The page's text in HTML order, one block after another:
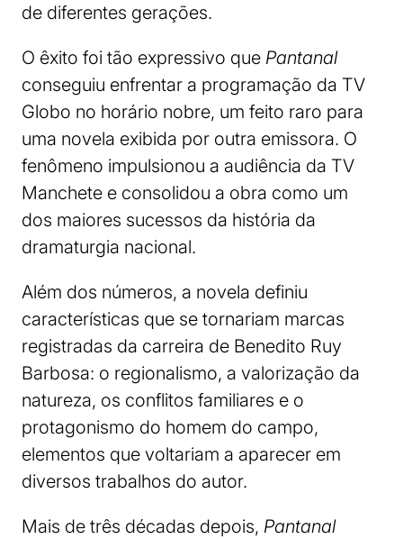
de diferentes gerações.
O êxito foi tão expressivo que Pantanal
conseguiu enfrentar a programação da TV
Globo no horário nobre, um feito raro para
uma novela exibida por outra emissora. O
fenômeno impulsionou a audiência da TV
Manchete e consolidou a obra como um
dos maiores sucessos da história da
dramaturgia nacional.
Além dos números, a novela definiu
características que se tornariam marcas
registradas da carreira de Benedito Ruy
Barbosa: o regionalismo, a valorização da
natureza, os conflitos familiares e o
protagonismo do homem do campo,
elementos que voltariam a aparecer em
diversos trabalhos do autor.
Mais de três décadas depois, Pantanal